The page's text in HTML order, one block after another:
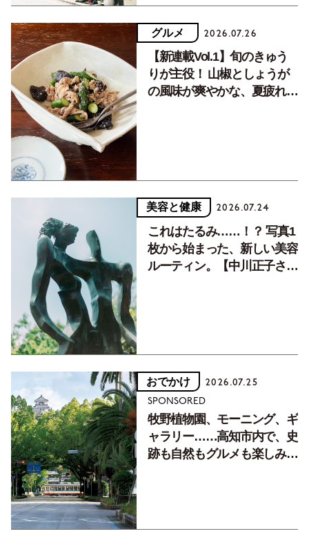
グルメ 2026.07.26
【新連載Vol.1】旬のきゅう
りが主役！ 山椒としょうが
の風味が爽やかな、夏疲れを
美容と健康 2026.07.24
これはたるみ……！？ 写真1
枚から始まった、新しい美容
ルーティン。【中川正子さん
おでかけ 2026.07.25
SPONSORED
牧野植物園、モーニング、ギ
ャラリー……高知市内で、史
跡も自然もグルメも楽しみ尽